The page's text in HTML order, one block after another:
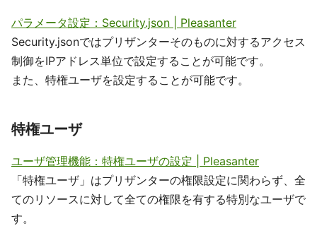
パラメータ設定：Security.json | Pleasanter
Security.jsonではプリザンターそのものに対するアクセス
制御をIPアドレス単位で設定することが可能です。
また、特権ユーザを設定することが可能です。
特権ユーザ
ユーザ管理機能：特権ユーザの設定 | Pleasanter
「特権ユーザ」はプリザンターの権限設定に関わらず、全
てのリソースに対して全ての権限を有する特別なユーザで
す。